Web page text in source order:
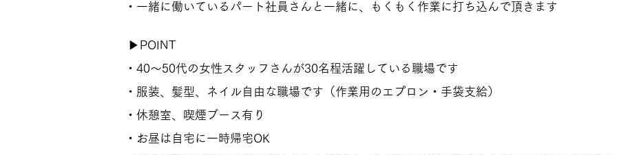
・一緒に働いているパート社員さんと一緒に、もくもく作業に打ち込んで頂きます
▶POINT
・40～50代の女性スタッフさんが30名程活躍している職場です
・服装、髪型、ネイル自由な職場です（作業用のエプロン・手袋支給）
・休憩室、喫煙ブース有り
・お昼は自宅に一時帰宅OK